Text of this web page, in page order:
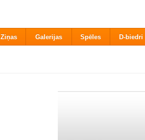
Ziņas Galerijas Spēles D-biedri